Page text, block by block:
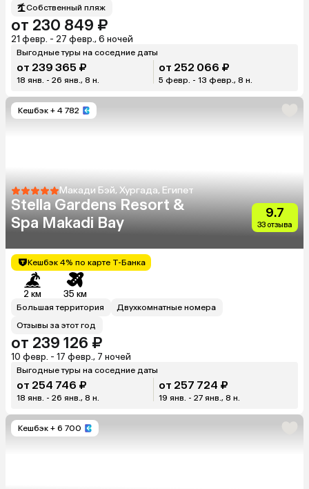
Собственный пляж
от 230 849 ₽
21 февр. - 27 февр., 6 ночей
Выгодные туры на соседние даты
от 239 365 ₽
18 янв. - 26 янв., 8 н.
от 252 066 ₽
5 февр. - 13 февр., 8 н.
Кешбэк + 4 782
Макади Бэй, Хургада, Египет
Stella Gardens Resort &
Spa Makadi Bay
9.7
33 отзыва
Кешбэк 4% по карте Т-Банка
2 км 35 км
Большая территория
Двухкомнатные номера
Отзывы за этот год
от 239 126 ₽
10 февр. - 17 февр., 7 ночей
Выгодные туры на соседние даты
от 254 746 ₽
18 янв. - 26 янв., 8 н.
от 257 724 ₽
19 янв. - 27 янв., 8 н.
Кешбэк + 6 700